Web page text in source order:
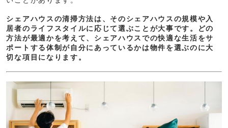
シェアハウスの清掃方法は、そのシェアハウスの規模や入
居者のライフスタイルに応じて選ぶことが大事です。どの
方法が最適かを考えて、シェアハウスでの快適な生活をサ
ポートする体制が自分にあっているかは物件を選ぶのに大
切な項目になります。